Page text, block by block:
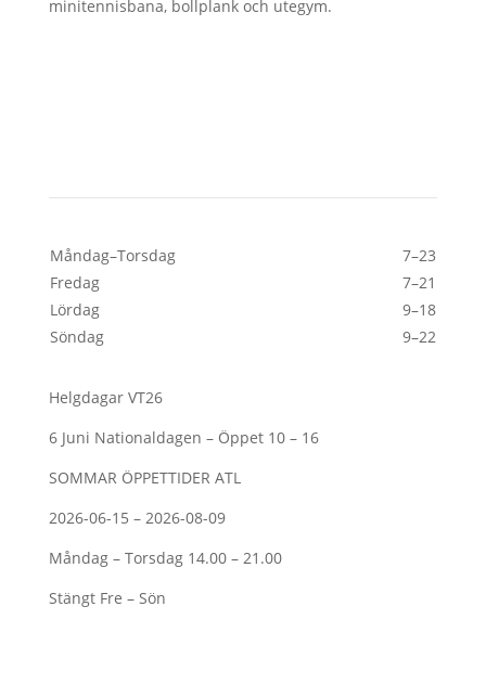
minitennisbana, bollplank och utegym.
Måndag–Torsdag
7–23
Fredag
7–21
Lördag
9–18
Söndag
9–22
Helgdagar VT26
6 Juni Nationaldagen – Öppet 10 – 16
SOMMAR ÖPPETTIDER ATL
2026-06-15 – 2026-08-09
Måndag – Torsdag 14.00 – 21.00
Stängt Fre – Sön